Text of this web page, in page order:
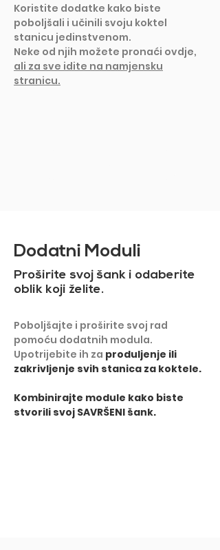
Koristite dodatke kako biste
poboljšali i učinili svoju koktel
stanicu jedinstvenom.
Neke od njih možete pronaći ovdje,
ali za sve idite na namjensku
stranicu.
Dodatni Moduli
Proširite svoj šank i odaberite
oblik koji želite.
Poboljšajte i proširite svoj rad
pomoću dodatnih modula.
Upotrijebite ih za produljenje ili
zakrivljenje svih stanica za koktele.
​Kombinirajte module kako biste
stvorili svoj SAVRŠENI šank.